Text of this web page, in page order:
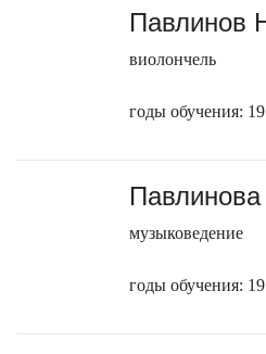
Павлинов
виолончель
годы обучения:
музыковедение
годы обучения: